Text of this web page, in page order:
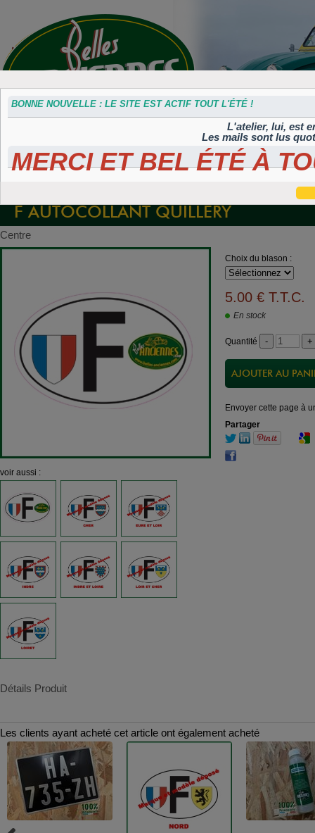
Accessoires
divers
Plaques 3D
Maillefaud et
Plaques
immatriculation
Plaques
autocollantes et
Plaques
peintes
BONNE NOUVELLE : LE SITE EST ACTIF TOUT L'ÉTÉ !
L'atelier, lui, est
Les mails sont lus
MERCI ET BEL ÉTÉ À
F AUTOCOLLANT QUILLERY
Centre
voir aussi :
Choix du blason :
5.00 € T.T.C.
En stock
Quantité
Envoyer cette page à
Partager
Détails Produit
Les clients ayant acheté cet article ont également acheté